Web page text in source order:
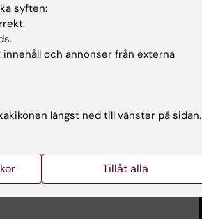
syften:
och annonser från externa
längst ned till vänster på sidan.
Tillåt alla